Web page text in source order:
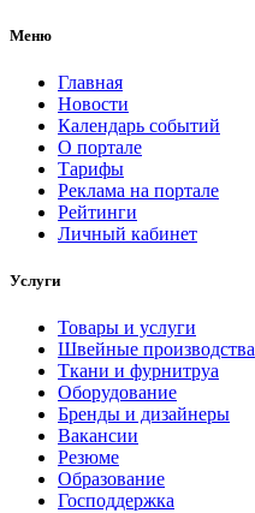
Меню
Главная
Новости
Календарь событий
О портале
Тарифы
Реклама на портале
Рейтинги
Личный кабинет
Услуги
Товары и услуги
Швейные производства
Ткани и фурнитруа
Оборудование
Бренды и дизайнеры
Вакансии
Резюме
Образование
Господдержка